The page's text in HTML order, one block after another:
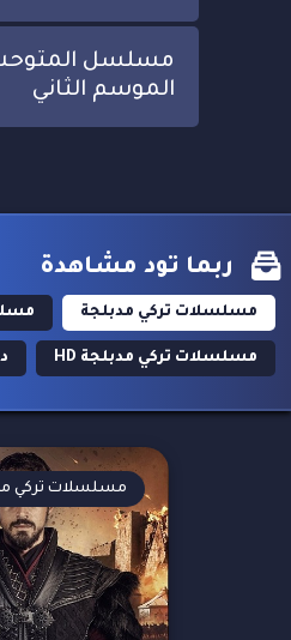
مسلسل
الموسم الثاني
ربما تود مشاهدة
مسلسلات تركي مدبلجة
مسلسلات تركي مدبلجة HD
مسلسلات تركي